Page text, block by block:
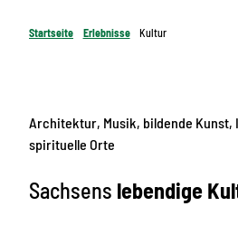
Startseite Erlebnisse Kultur
Architektur, Musik, bildende
spirituelle Orte
Sachsens lebendige